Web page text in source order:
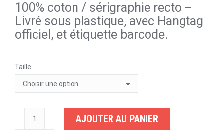
100% coton / sérigraphie recto –
Livré sous plastique, avec Hangtag
officiel, et étiquette barcode.
Taille
quantité
de
AJOUTER AU PANIER